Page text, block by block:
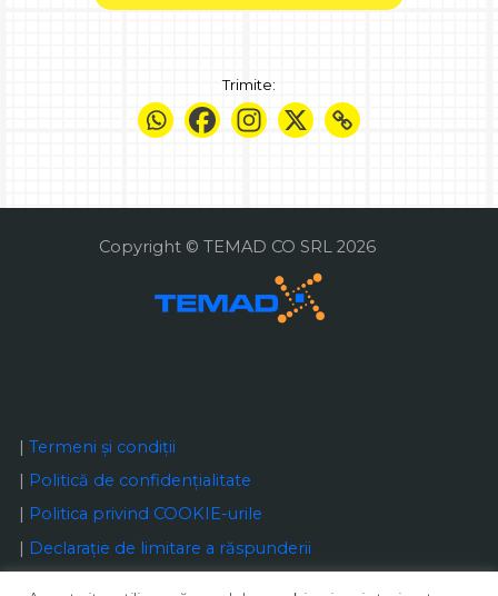
Trimite:
Copyright © TEMAD CO SRL 2026
| Termeni și condiții
| Politică de confidențialitate
Politica privind COOKIE-urile
| Declaraţie de limitare a răspunderii